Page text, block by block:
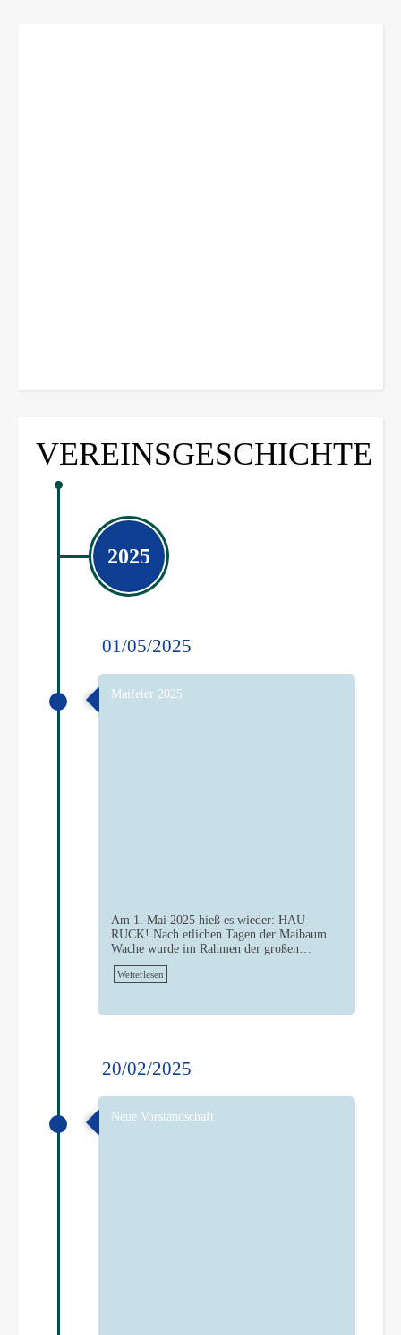
VEREINSGESCHICHTE
2025
01/05/2025
Maifeier 2025
Am 1. Mai 2025 hieß es wieder: HAU
RUCK! Nach etlichen Tagen der Maibaum
Wache wurde im Rahmen der großen…
Weiterlesen
20/02/2025
Neue Vorstandschaft